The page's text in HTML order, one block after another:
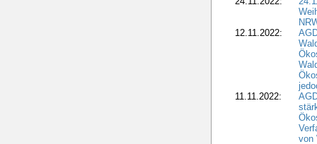
12.11.2022:
11.11.2022:
von